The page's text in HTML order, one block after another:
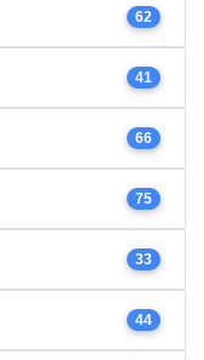
62
41
66
75
33
44